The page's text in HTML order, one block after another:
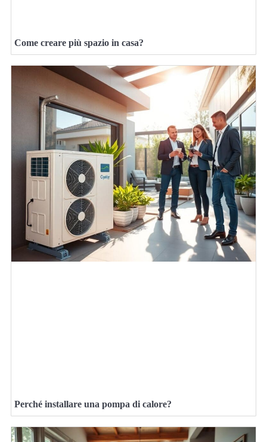
Come creare più spazio in casa?
Perché installare una pompa di calore?